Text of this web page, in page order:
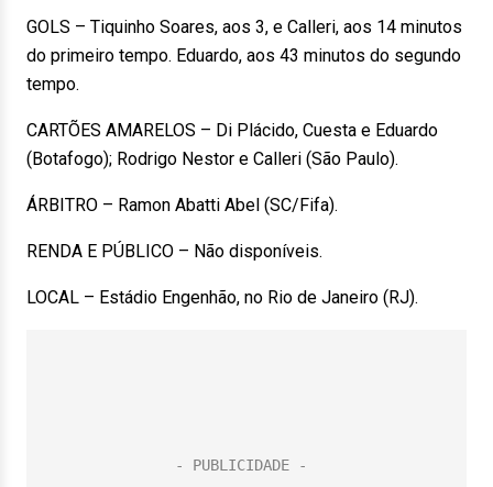
GOLS – Tiquinho Soares, aos 3, e Calleri, aos 14 minutos
do primeiro tempo. Eduardo, aos 43 minutos do segundo
tempo.
CARTÕES AMARELOS – Di Plácido, Cuesta e Eduardo
(Botafogo); Rodrigo Nestor e Calleri (São Paulo).
ÁRBITRO – Ramon Abatti Abel (SC/Fifa).
RENDA E PÚBLICO – Não disponíveis.
LOCAL – Estádio Engenhão, no Rio de Janeiro (RJ).